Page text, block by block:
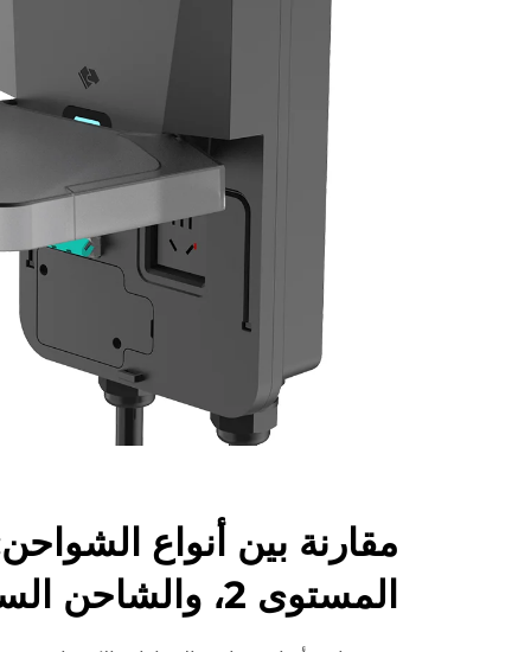
المستوى 2، والشاحن السريع DC